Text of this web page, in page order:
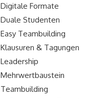
Digitale Formate
Duale Studenten
Easy Teambuilding
Klausuren & Tagungen
Leadership
Mehrwertbaustein
Teambuilding